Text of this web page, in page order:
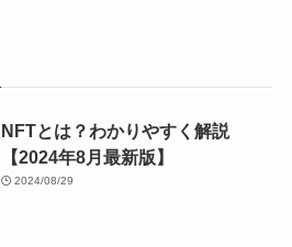
NFTとは？わかりやすく解説
【2024年8月最新版】
2024/08/29